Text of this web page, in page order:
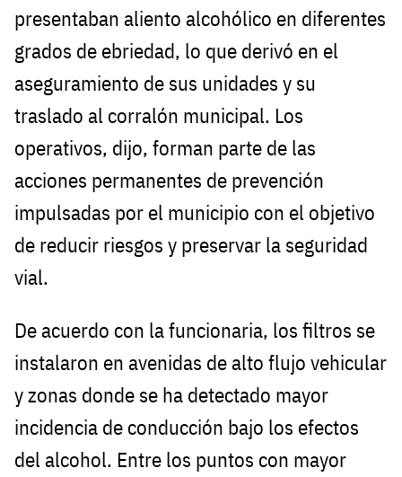
presentaban aliento alcohólico en diferentes
grados de ebriedad, lo que derivó en el
aseguramiento de sus unidades y su
traslado al corralón municipal. Los
operativos, dijo, forman parte de las
acciones permanentes de prevención
impulsadas por el municipio con el objetivo
de reducir riesgos y preservar la seguridad
vial.
De acuerdo con la funcionaria, los filtros se
instalaron en avenidas de alto flujo vehicular
y zonas donde se ha detectado mayor
incidencia de conducción bajo los efectos
del alcohol. Entre los puntos con mayor